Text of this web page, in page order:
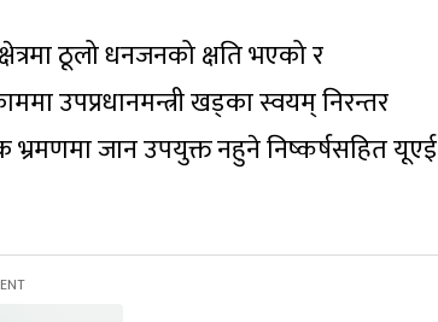
ठूलो धनजनको क्षति भएको र
उपप्रधानमन्त्री खड्का स्वयम् निरन्तर
जान उपयुक्त नहुने निष्कर्षसहित यूएई